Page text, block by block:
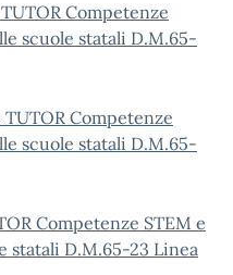
Competenze
scuole statali D.M.65-
Competenze
scuole statali D.M.65-
Competenze STEM e
D.M.65-23 Linea